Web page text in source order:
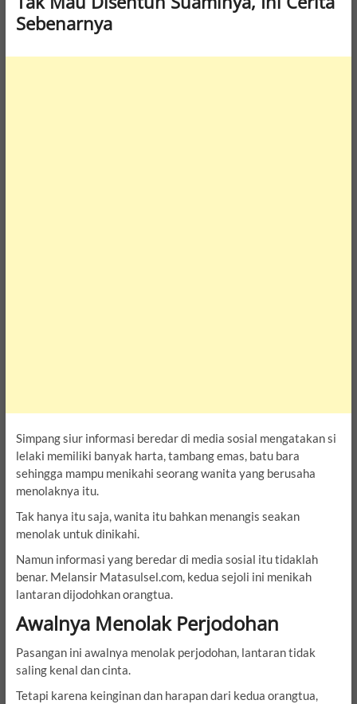
Sebenarnya
Simpang siur informasi beredar di media sosial mengatakan si
lelaki memiliki banyak harta, tambang emas, batu bara
sehingga mampu menikahi seorang wanita yang berusaha
menolaknya itu.
Tak hanya itu saja, wanita itu bahkan menangis seakan
menolak untuk dinikahi.
Namun informasi yang beredar di media sosial itu tidaklah
benar. Melansir Matasulsel.com, kedua sejoli ini menikah
lantaran dijodohkan orangtua.
Awalnya Menolak Perjodohan
Pasangan ini awalnya menolak perjodohan, lantaran tidak
saling kenal dan cinta.
Tetapi karena keinginan dan harapan dari kedua orangtua,